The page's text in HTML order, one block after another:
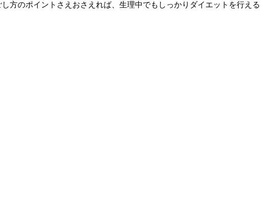
方のポイントさえおさえれば、生理中でもしっかりダイエットを行える